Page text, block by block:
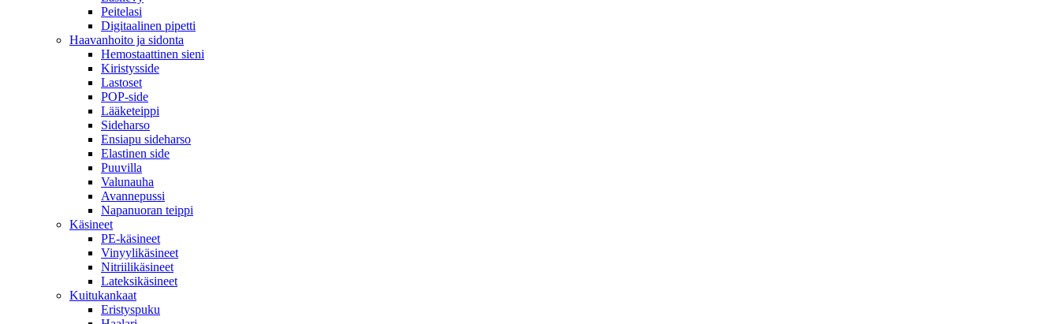
Peitelasi
Digitaalinen pipetti
Haavanhoito ja sidonta
Hemostaattinen sieni
Kiristysside
Lastoset
POP-side
Lääketeippi
Sideharso
Ensiapu sideharso
Elastinen side
Puuvilla
Valunauha
Avannepussi
Napanuoran teippi
Käsineet
PE-käsineet
Vinyylikäsineet
Nitriilikäsineet
Lateksikäsineet
Kuitukankaat
Eristyspuku